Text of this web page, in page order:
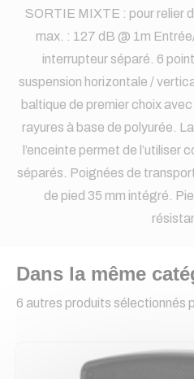
SORTIE MIXTE : pour relier
max. : 127 dB @ 1m
interrupteur séparé. 6
suspension horizontale /
baltique de premier choix
rayures à base de polyurée.
l’enceinte permet de l’utiliser
séparés. Poignées de
de pied 35 mm intégré.
Dans la même
6 autres produits sélectionnés